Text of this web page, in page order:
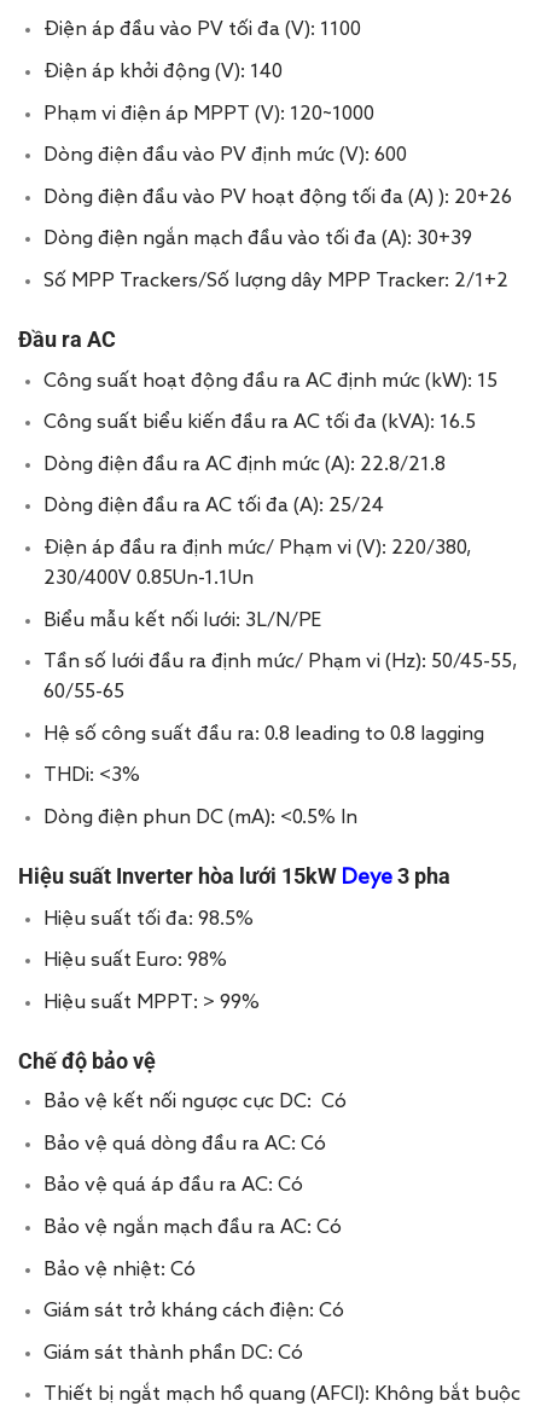
Điện áp đầu vào PV tối đa (V): 1100
Điện áp khởi động (V): 140
Phạm vi điện áp MPPT (V): 120~1000
Dòng điện đầu vào PV định mức (V): 600
Dòng điện đầu vào PV hoạt động tối đa (A) ): 20+26
Dòng điện ngắn mạch đầu vào tối đa (A): 30+39
Số MPP Trackers/Số lượng dây MPP Tracker: 2/1+2
Đầu ra AC
Công suất hoạt động đầu ra AC định mức (kW): 15
Công suất biểu kiến đầu ra AC tối đa (kVA): 16.5
Dòng điện đầu ra AC định mức (A): 22.8/21.8
Dòng điện đầu ra AC tối đa (A): 25/24
Điện áp đầu ra định mức/ Phạm vi (V): 220/380,
230/400V 0.85Un-1.1Un
Biểu mẫu kết nối lưới: 3L/N/PE
Tần số lưới đầu ra định mức/ Phạm vi (Hz): 50/45-55,
60/55-65
Hệ số công suất đầu ra: 0.8 leading to 0.8 lagging
THDi: <3%
Dòng điện phun DC (mA): <0.5% In
Hiệu suất Inverter hòa lưới 15kW Deye 3 pha
Hiệu suất tối đa: 98.5%
Hiệu suất Euro: 98%
Hiệu suất MPPT: > 99%
Chế độ bảo vệ
Bảo vệ kết nối ngược cực DC: Có
Bảo vệ quá dòng đầu ra AC: Có
Bảo vệ quá áp đầu ra AC: Có
Bảo vệ ngắn mạch đầu ra AC: Có
Bảo vệ nhiệt: Có
Giám sát trở kháng cách điện: Có
Giám sát thành phần DC: Có
Thiết bị ngắt mạch hồ quang (AFCI): Không bắt buộc